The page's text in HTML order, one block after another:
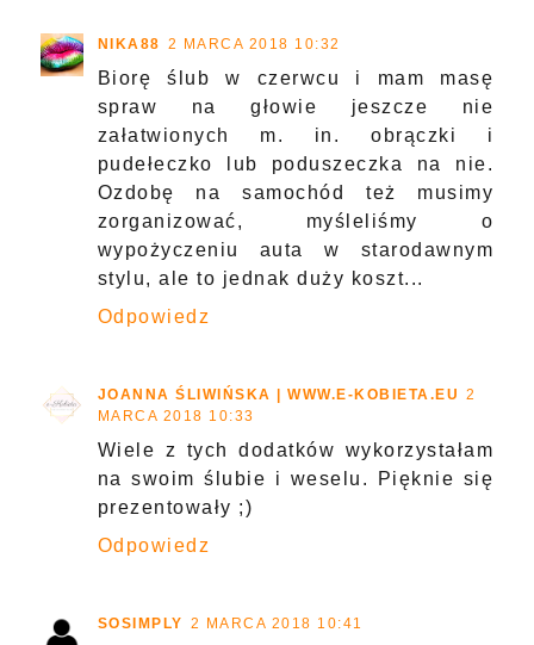
NIKA88 2 MARCA 2018 10:32
Biorę ślub w czerwcu i mam masę
spraw na głowie jeszcze nie
załatwionych m. in. obrączki i
pudełeczko lub poduszeczka na nie.
Ozdobę na samochód też musimy
zorganizować, myśleliśmy o
wypożyczeniu auta w starodawnym
stylu, ale to jednak duży koszt...
Odpowiedz
JOANNA ŚLIWIŃSKA | WWW.E-KOBIETA.EU 2
MARCA 2018 10:33
Wiele z tych dodatków wykorzystałam
na swoim ślubie i weselu. Pięknie się
prezentowały ;)
Odpowiedz
SOSIMPLY 2 MARCA 2018 10:41